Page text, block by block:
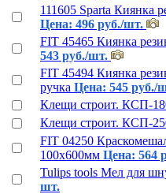
111605 Sparta Киянка
Цена: 496 руб./шт.
FIT 45465 Киянка
543 руб./шт.
FIT 45494 Киянка
ручка Цена: 545 руб./
Клещи строит. КСП-
Клещи строит. КСП-
FIT 04250
100х600мм Цена: 564
Tulips tools Мел для
шт.